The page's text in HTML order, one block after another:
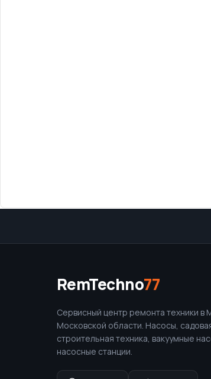
RemTechno77
Сервисный центр ремонта техники в
Московской области. Насосы,
строительная техника, вакуумные
насосные станции.